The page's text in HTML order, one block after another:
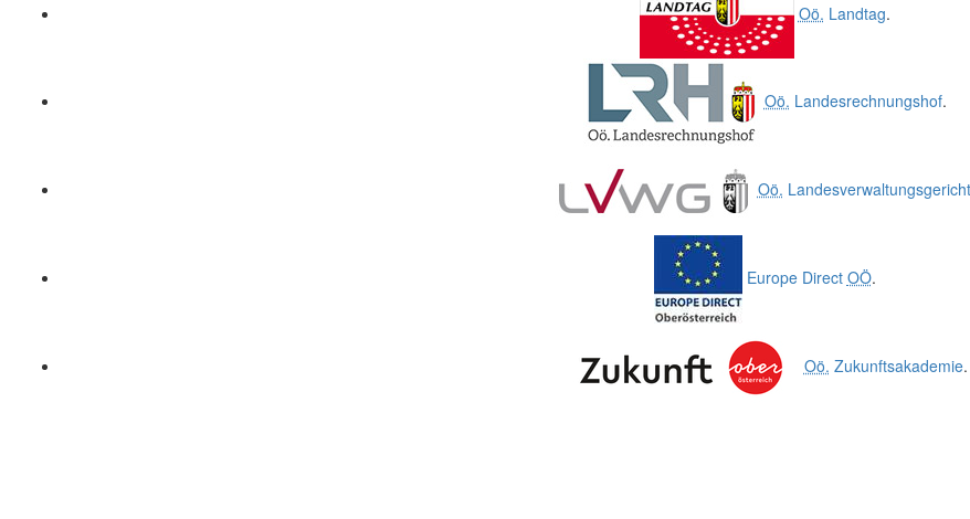
Oö. Landtag.
Oö. Landesrechnungshof.
Oö. Landesverwaltungsgericht
Europe Direct OÖ.
Oö. Zukunftsakademie.